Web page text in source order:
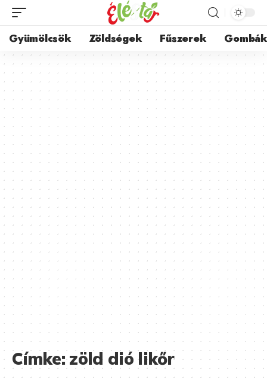
Gyümölcsök Zöldségek Fűszerek Gombák
Címke:zöld dió likőr